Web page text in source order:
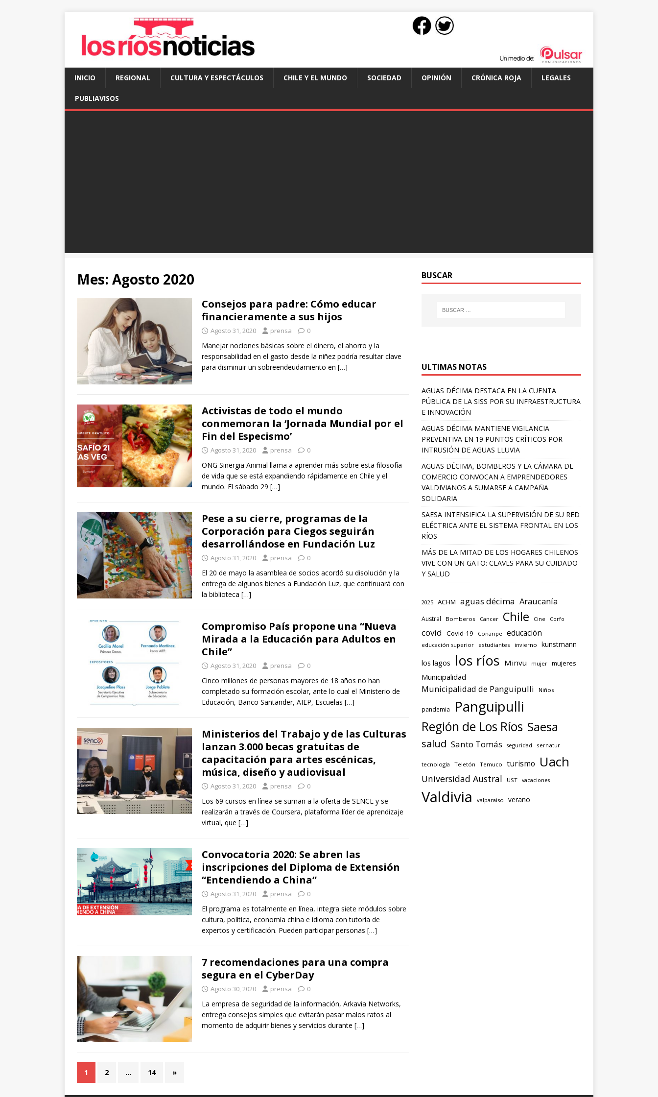
INICIO REGIONAL CULTURA Y ESPECTÁCULOS CHILE Y EL MUNDO SOCIEDAD OPINIÓN CRÓNICA ROJA LEGALES
PUBLIAVISOS
Mes: Agosto 2020
Consejos para padre: Cómo educar
financieramente a sus hijos
Agosto 31, 2020 prensa 0
Manejar nociones básicas sobre el dinero, el ahorro y la
responsabilidad en el gasto desde la niñez podría resultar clave
para disminuir un sobreendeudamiento en […]
Activistas de todo el mundo
conmemoran la ‘Jornada Mundial por el
Fin del Especismo’
Agosto 31, 2020 prensa 0
ONG Sinergia Animal llama a aprender más sobre esta filosofía
de vida que se está expandiendo rápidamente en Chile y el
mundo. El sábado 29 […]
Pese a su cierre, programas de la
Corporación para Ciegos seguirán
desarrollándose en Fundación Luz
Agosto 31, 2020 prensa 0
El 20 de mayo la asamblea de socios acordó su disolución y la
entrega de algunos bienes a Fundación Luz, que continuará con
la biblioteca […]
Compromiso País propone una “Nueva
Mirada a la Educación para Adultos en
Chile”
Agosto 31, 2020 prensa 0
Cinco millones de personas mayores de 18 años no han
completado su formación escolar, ante lo cual el Ministerio de
Educación, Banco Santander, AIEP, Escuelas […]
Ministerios del Trabajo y de las Culturas
lanzan 3.000 becas gratuitas de
capacitación para artes escénicas,
música, diseño y audiovisual
Agosto 31, 2020 prensa 0
Los 69 cursos en línea se suman a la oferta de SENCE y se
realizarán a través de Coursera, plataforma líder de aprendizaje
virtual, que […]
Convocatoria 2020: Se abren las
inscripciones del Diploma de Extensión
“Entendiendo a China”
Agosto 31, 2020 prensa 0
El programa es totalmente en línea, integra siete módulos sobre
cultura, política, economía china e idioma con tutoría de
expertos y certificación. Pueden participar personas […]
7 recomendaciones para una compra
segura en el CyberDay
Agosto 30, 2020 prensa 0
La empresa de seguridad de la información, Arkavia Networks,
entrega consejos simples que evitarán pasar malos ratos al
momento de adquirir bienes y servicios durante […]
1 2 … 14 »
BUSCAR
ULTIMAS NOTAS
AGUAS DÉCIMA DESTACA EN LA CUENTA
PÚBLICA DE LA SISS POR SU INFRAESTRUCTURA
E INNOVACIÓN
AGUAS DÉCIMA MANTIENE VIGILANCIA
PREVENTIVA EN 19 PUNTOS CRÍTICOS POR
INTRUSIÓN DE AGUAS LLUVIA
AGUAS DÉCIMA, BOMBEROS Y LA CÁMARA DE
COMERCIO CONVOCAN A EMPRENDEDORES
VALDIVIANOS A SUMARSE A CAMPAÑA
SOLIDARIA
SAESA INTENSIFICA LA SUPERVISIÓN DE SU RED
ELÉCTRICA ANTE EL SISTEMA FRONTAL EN LOS
RÍOS
MÁS DE LA MITAD DE LOS HOGARES CHILENOS
VIVE CON UN GATO: CLAVES PARA SU CUIDADO
Y SALUD
2025 ACHM aguas décima Araucanía
Austral Bomberos Cancer Chile Cine Corfo
covid Covid-19 Coñaripe educación
educación superior estudiantes invierno kunstmann
los lagos los ríos Minvu mujer mujeres
Municipalidad
Municipalidad de Panguipulli Niños
pandemia Panguipulli
Región de Los Ríos Saesa
salud Santo Tomás seguridad sernatur
tecnología Teletón Temuco turismo Uach
Universidad Austral UST vacaciones
Valdivia valparaiso verano